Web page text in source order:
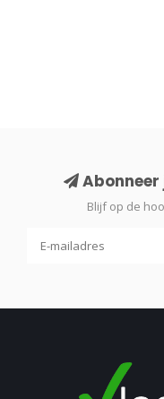
Abonneer
Blijf op de